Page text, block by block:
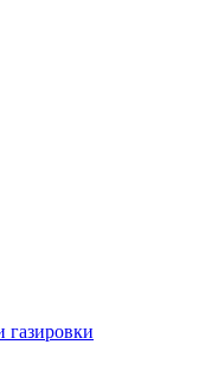
газировки